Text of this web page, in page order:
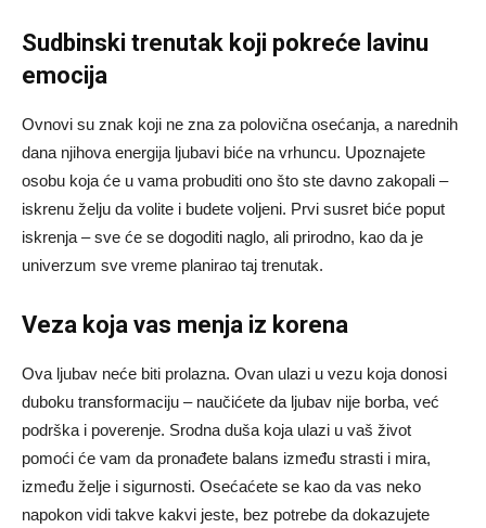
Sudbinski trenutak koji pokreće lavinu
emocija
Ovnovi su znak koji ne zna za polovična osećanja, a narednih
dana njihova energija ljubavi biće na vrhuncu. Upoznajete
osobu koja će u vama probuditi ono što ste davno zakopali –
iskrenu želju da volite i budete voljeni. Prvi susret biće poput
iskrenja – sve će se dogoditi naglo, ali prirodno, kao da je
univerzum sve vreme planirao taj trenutak.
Veza koja vas menja iz korena
Ova ljubav neće biti prolazna. Ovan ulazi u vezu koja donosi
duboku transformaciju – naučićete da ljubav nije borba, već
podrška i poverenje. Srodna duša koja ulazi u vaš život
pomoći će vam da pronađete balans između strasti i mira,
između želje i sigurnosti. Osećaćete se kao da vas neko
napokon vidi takve kakvi jeste, bez potrebe da dokazujete